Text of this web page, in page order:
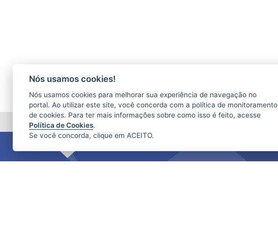
Nós usamos cookies!
Nós usamos cookies para melhorar sua experiência de navegação no
portal. Ao utilizar este site, você concorda com a política de monitoramento
de cookies. Para ter mais informações sobre como isso é feito, acesse
Política de Cookies.
Se você concorda, clique em ACEITO.